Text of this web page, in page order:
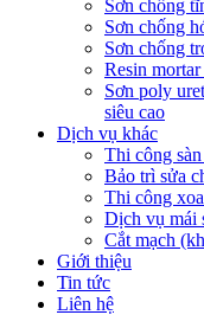
Sơn chống
Sơn chống
Sơn chống
Resin
Sơn poly
siêu cao
Dịch vụ khác
Thi công
Bảo trì sửa
Thi công
Dịch vụ mái
Cắt mạch
Giới thiệu
Tin tức
Liên hệ